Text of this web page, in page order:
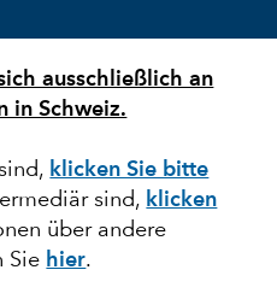
ausschließlich an
in Schweiz.
klicken Sie bitte
sind, klicken
über andere
Sie hier.